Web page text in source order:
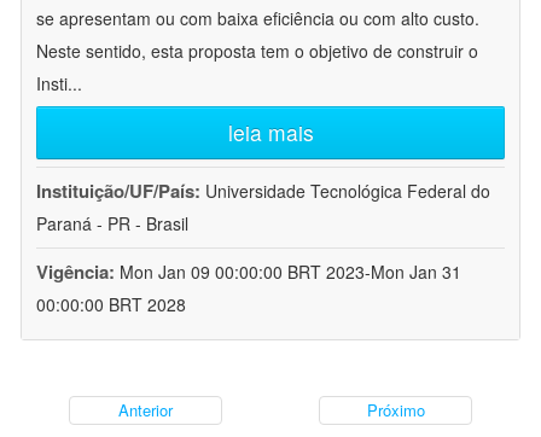
se apresentam ou com baixa eficiência ou com alto custo.
Neste sentido, esta proposta tem o objetivo de construir o
Insti...
leia mais
Instituição/UF/País: Universidade Tecnológica Federal do
Paraná - PR - Brasil
Vigência: Mon Jan 09 00:00:00 BRT 2023-Mon Jan 31
00:00:00 BRT 2028
Anterior Próximo